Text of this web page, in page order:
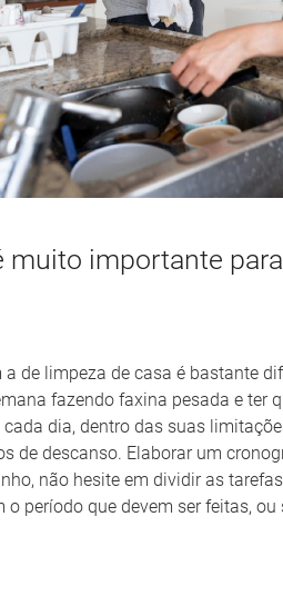
muito importante
de limpeza de casa é bastante
fazendo faxina pesada e ter
dia, dentro das suas
de descanso. Elaborar um
não hesite em dividir as
período que devem ser feitas,